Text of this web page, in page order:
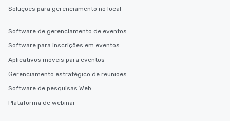
Soluções para gerenciamento no local
Software de gerenciamento de eventos
Software para inscrições em eventos
Aplicativos móveis para eventos
Gerenciamento estratégico de reuniões
Software de pesquisas Web
Plataforma de webinar